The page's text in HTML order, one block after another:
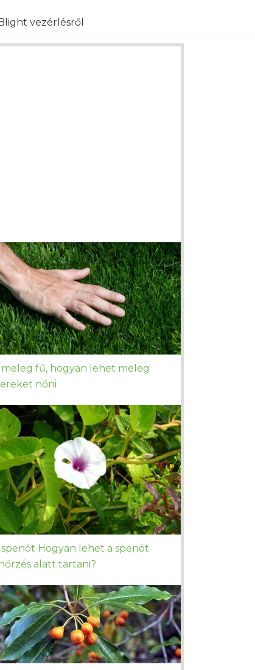
vezérlésről
meleg fű, hogyan lehet meleg
nőni
spenót Hogyan lehet a spenót
alatt tartani?